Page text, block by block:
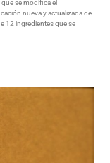
se modifica el
nueva y actualizada de
12 ingredientes que se